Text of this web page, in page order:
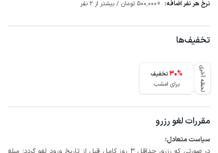
نرخ هر نفر اضافه: +500٬000 تومان / بیشتر از 2 نفر
تخفیف‌ها
لحظه آخری 30%
تخفیف
برای امشب
مقررات لغو رزرو
سیاست متعادل: